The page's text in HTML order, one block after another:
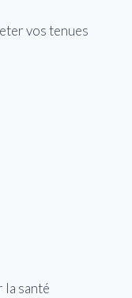
vos tenues
la santé